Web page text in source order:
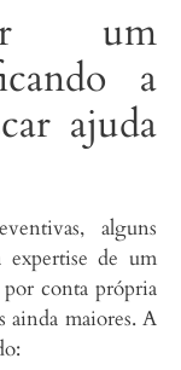
um
a
ajuda
alguns
expertise de um
por conta própria
ainda maiores. A